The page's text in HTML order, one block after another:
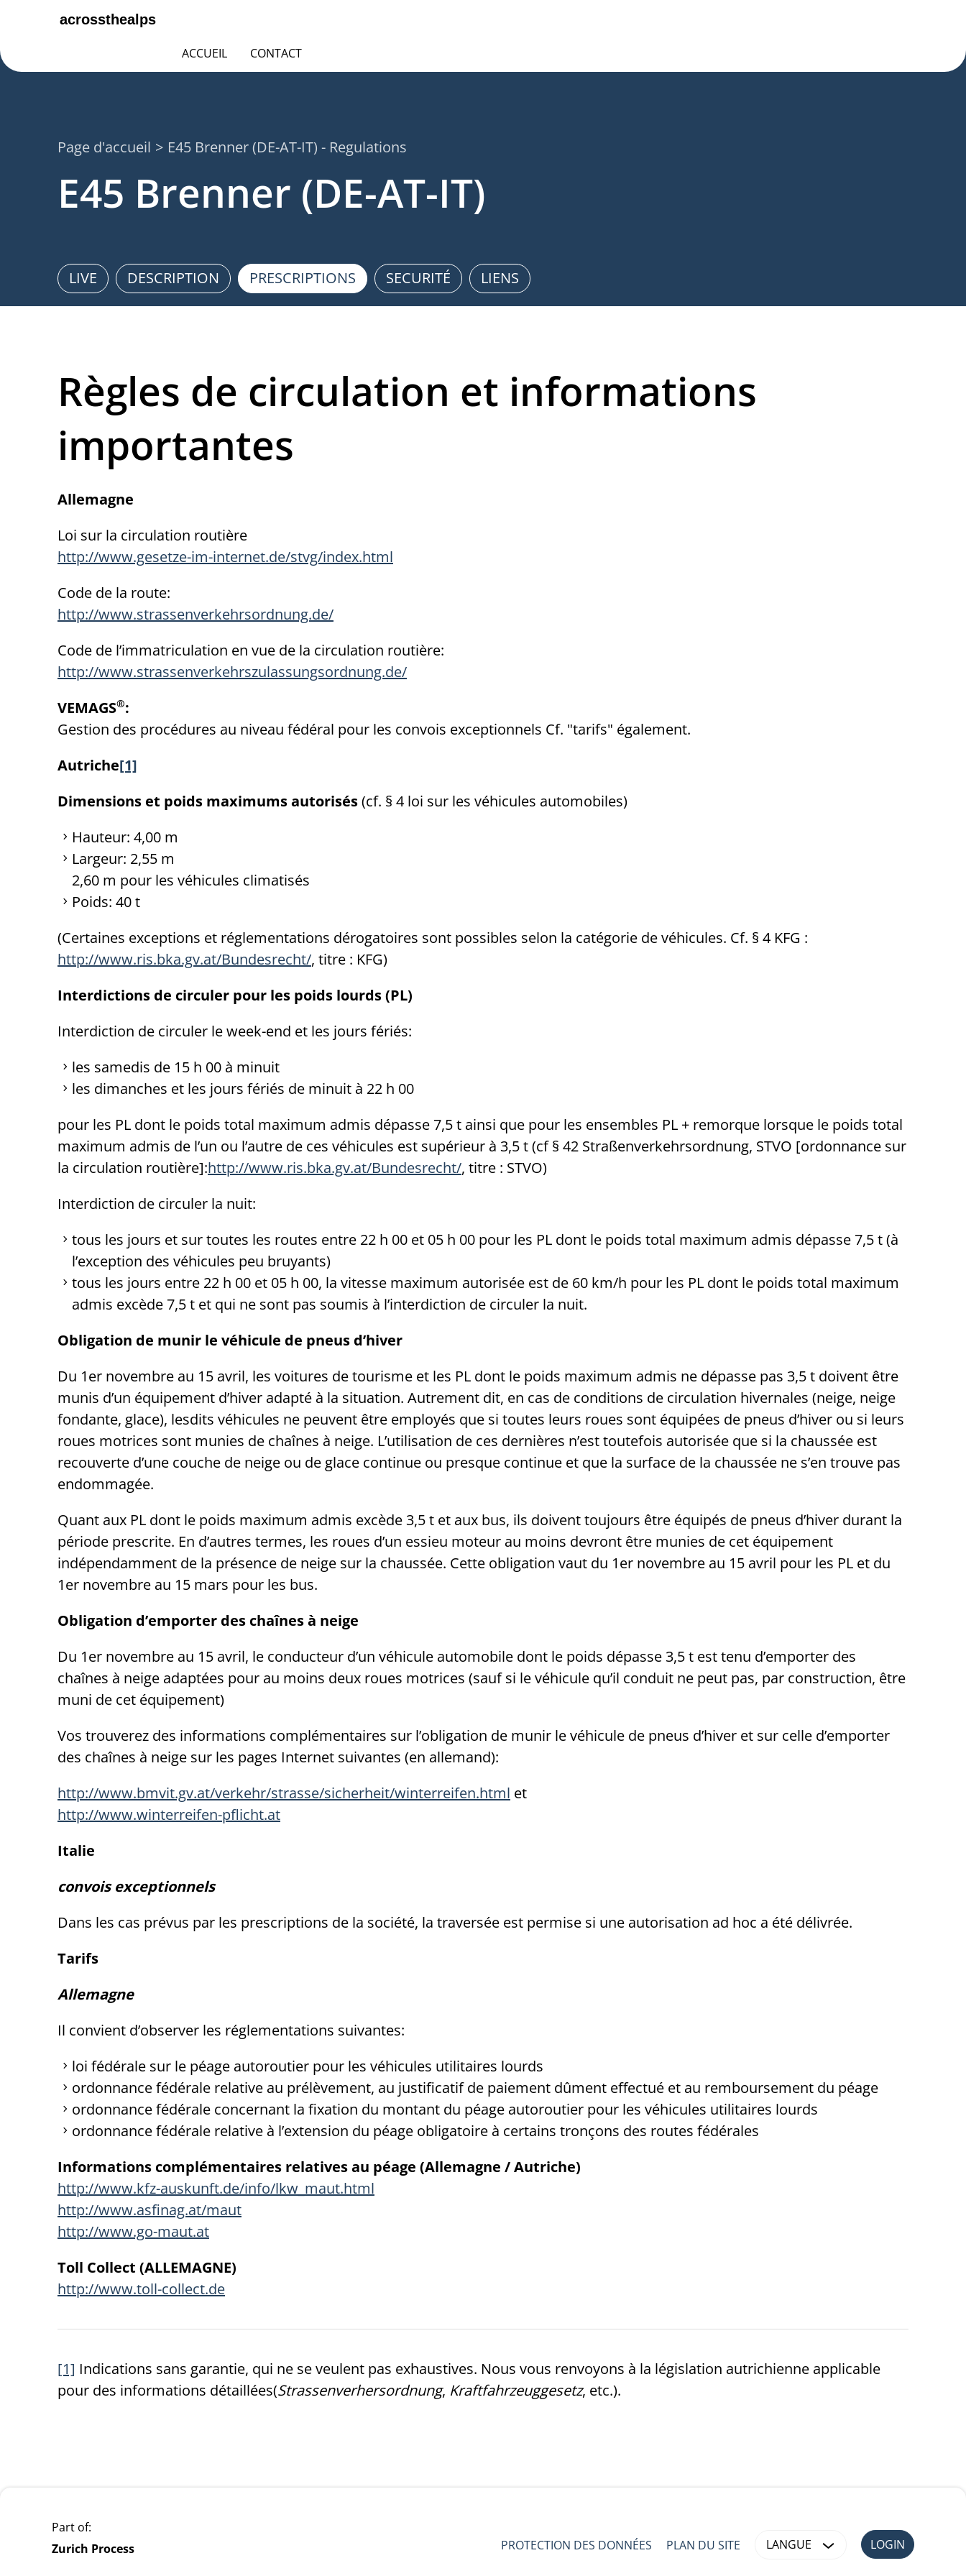
ACCUEIL CONTACT
Page d'accueil E45 Brenner (DE-AT-IT) - Regulations
E45 Brenner (DE-AT-IT)
LIVE DESCRIPTION PRESCRIPTIONS SECURITÉ LIENS
Règles de circulation et informations
importantes
Allemagne
Loi sur la circulation routière
http://www.gesetze-im-internet.de/stvg/index.html
Code de la route:
http://www.strassenverkehrsordnung.de/
Code de l’immatriculation en vue de la circulation routière:
http://www.strassenverkehrszulassungsordnung.de/
VEMAGS®:
Gestion des procédures au niveau fédéral pour les convois exceptionnels Cf. "tarifs" également.
Autriche[1]
Dimensions et poids maximums autorisés(cf. § 4 loi sur les véhicules automobiles)
Hauteur: 4,00 m
Largeur: 2,55 m
2,60 m pour les véhicules climatisés
Poids: 40 t
(Certaines exceptions et réglementations dérogatoires sont possibles selon la catégorie de véhicules. Cf. § 4 KFG :
http://www.ris.bka.gv.at/Bundesrecht/, titre : KFG)
Interdictions de circuler pour les poids lourds (PL)
Interdiction de circuler le week-end et les jours fériés:
les samedis de 15 h 00 à minuit
les dimanches et les jours fériés de minuit à 22 h 00
pour les PL dont le poids total maximum admis dépasse 7,5 t ainsi que pour les ensembles PL + remorque lorsque le poids total
maximum admis de l’un ou l’autre de ces véhicules est supérieur à 3,5 t (cf § 42 Straßenverkehrsordnung, STVO [ordonnance sur
la circulation routière]:http://www.ris.bka.gv.at/Bundesrecht/, titre : STVO)
Interdiction de circuler la nuit:
tous les jours et sur toutes les routes entre 22 h 00 et 05 h 00 pour les PL dont le poids total maximum admis dépasse 7,5 t (à
l’exception des véhicules peu bruyants)
tous les jours entre 22 h 00 et 05 h 00, la vitesse maximum autorisée est de 60 km/h pour les PL dont le poids total maximum
admis excède 7,5 t et qui ne sont pas soumis à l’interdiction de circuler la nuit.
Obligation de munir le véhicule de pneus d’hiver
Du 1er novembre au 15 avril, les voitures de tourisme et les PL dont le poids maximum admis ne dépasse pas 3,5 t doivent être
munis d’un équipement d’hiver adapté à la situation. Autrement dit, en cas de conditions de circulation hivernales (neige, neige
fondante, glace), lesdits véhicules ne peuvent être employés que si toutes leurs roues sont équipées de pneus d’hiver ou si leurs
roues motrices sont munies de chaînes à neige. L’utilisation de ces dernières n’est toutefois autorisée que si la chaussée est
recouverte d’une couche de neige ou de glace continue ou presque continue et que la surface de la chaussée ne s’en trouve pas
endommagée.
Quant aux PL dont le poids maximum admis excède 3,5 t et aux bus, ils doivent toujours être équipés de pneus d’hiver durant la
période prescrite. En d’autres termes, les roues d’un essieu moteur au moins devront être munies de cet équipement
indépendamment de la présence de neige sur la chaussée. Cette obligation vaut du 1er novembre au 15 avril pour les PL et du
1er novembre au 15 mars pour les bus.
Obligation d’emporter des chaînes à neige
Du 1er novembre au 15 avril, le conducteur d’un véhicule automobile dont le poids dépasse 3,5 t est tenu d’emporter des
chaînes à neige adaptées pour au moins deux roues motrices (sauf si le véhicule qu’il conduit ne peut pas, par construction, être
muni de cet équipement)
Vos trouverez des informations complémentaires sur l’obligation de munir le véhicule de pneus d’hiver et sur celle d’emporter
des chaînes à neige sur les pages Internet suivantes (en allemand):
http://www.bmvit.gv.at/verkehr/strasse/sicherheit/winterreifen.html et
http://www.winterreifen-pflicht.at
Italie
convois exceptionnels
Dans les cas prévus par les prescriptions de la société, la traversée est permise si une autorisation ad hoc a été délivrée.
Tarifs
Allemagne
Il convient d’observer les réglementations suivantes:
loi fédérale sur le péage autoroutier pour les véhicules utilitaires lourds
ordonnance fédérale relative au prélèvement, au justificatif de paiement dûment effectué et au remboursement du péage
ordonnance fédérale concernant la fixation du montant du péage autoroutier pour les véhicules utilitaires lourds
ordonnance fédérale relative à l’extension du péage obligatoire à certains tronçons des routes fédérales
Informations complémentaires relatives au péage (Allemagne / Autriche)
http://www.kfz-auskunft.de/info/lkw_maut.html
http://www.asfinag.at/maut
http://www.go-maut.at
Toll Collect (ALLEMAGNE)
http://www.toll-collect.de
[1] Indications sans garantie, qui ne se veulent pas exhaustives. Nous vous renvoyons à la législation autrichienne applicable
pour des informations détaillées(Strassenverhersordnung, Kraftfahrzeuggesetz, etc.).
Part of:
Zurich Process
PROTECTION DES DONNÉES PLAN DU SITE LANGUE LOGIN